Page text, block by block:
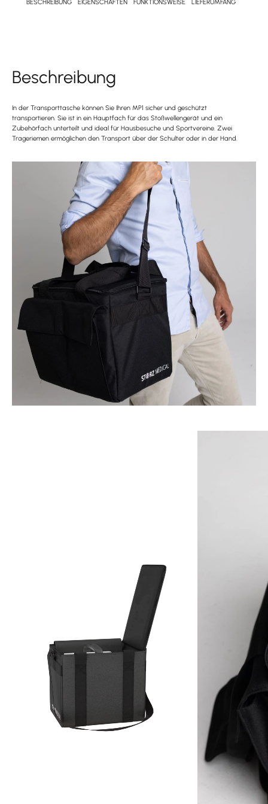
Beschreibung
In der Transporttasche können Sie Ihren MP1 sicher und geschützt
transportieren. Sie ist in ein Hauptfach für das Stoßwellengerät und ein
Zubehörfach unterteilt und ideal für Hausbesuche und Sportvereine. Zwei
Trageriemen ermöglichen den Transport über der Schulter oder in der Hand.